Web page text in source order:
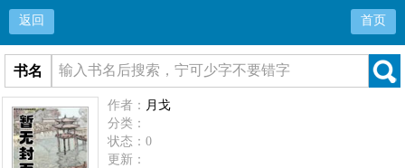
返回 首页
书名
作者： 月戈
分类：
状态：0
更新：